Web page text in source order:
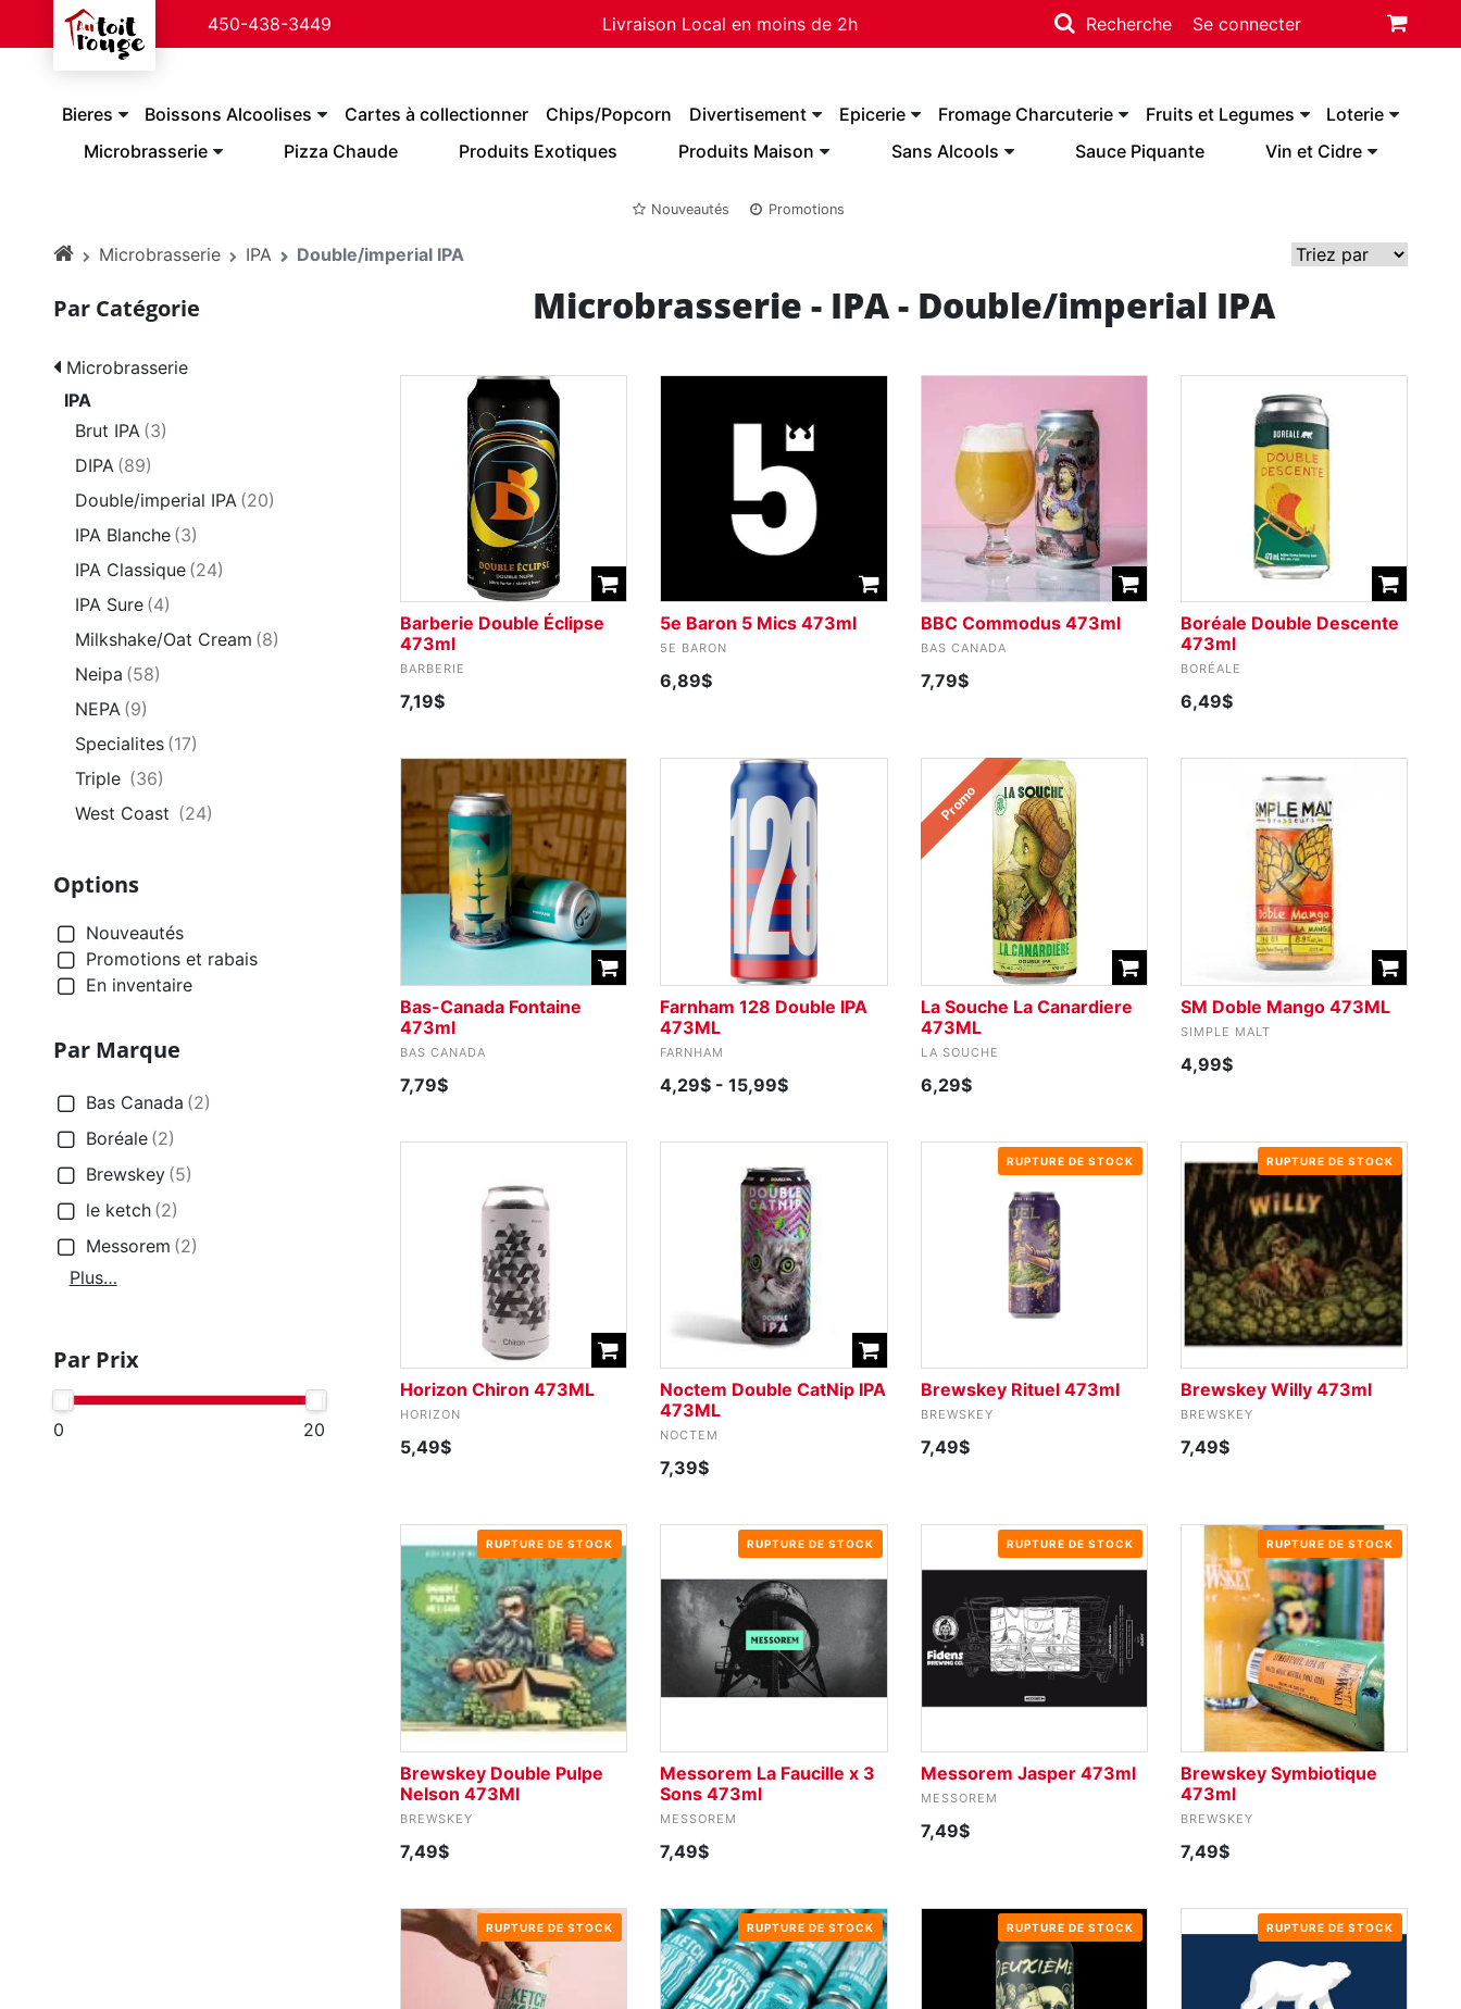
450-438-3449 Livraison Local en moins de 2h Recherche Se connecter
Bieres Boissons Alcoolises Cartes à collectionner Chips/Popcorn Divertisement Epicerie Fromage Charcuterie Fruits et Legumes
Loterie
Microbrasserie
Pizza Chaude Produits Exotiques Produits Maison Sans Alcools Sauce Piquante Vin et Cidre
Nouveautés Promotions
Microbrasserie IPA Double/imperial IPA
Par Catégorie
Microbrasserie
IPA
Brut IPA (3)
DIPA (89)
Double/imperial IPA (20)
IPA Blanche (3)
IPA Classique (24)
IPA Sure (4)
Milkshake/Oat Cream (8)
Neipa (58)
NEPA (9)
Specialites (17)
Triple (36)
West Coast (24)
Options
Nouveautés
Promotions et rabais
En inventaire
Par Marque
Bas Canada (2)
Boréale (2)
Brewskey (5)
le ketch (2)
Messorem (2)
Plus…
Par Prix
0 20
Microbrasserie - IPA - Double/imperial IPA
Barberie Double Éclipse
473ml
BARBERIE
7,19$
5e Baron 5 Mics 473ml
5E BARON
6,89$
BBC Commodus 473ml
BAS CANADA
7,79$
Boréale Double Descente
473ml
BORÉALE
6,49$
Bas-Canada Fontaine
473ml
BAS CANADA
7,79$
Farnham 128 Double IPA
473ML
FARNHAM
4,29$ - 15,99$
Promo
La Souche La Canardiere
473ML
LA SOUCHE
6,29$
SM Doble Mango 473ML
SIMPLE MALT
4,99$
Horizon Chiron 473ML
HORIZON
5,49$
Noctem Double CatNip IPA
473ML
NOCTEM
7,39$
RUPTURE DE STOCK
Brewskey Rituel 473ml
BREWSKEY
7,49$
RUPTURE DE STOCK
Brewskey Willy 473ml
BREWSKEY
7,49$
RUPTURE DE STOCK
Brewskey Double Pulpe
Nelson 473Ml
BREWSKEY
7,49$
RUPTURE DE STOCK
Messorem La Faucille x 3
Sons 473ml
MESSOREM
7,49$
RUPTURE DE STOCK
Messorem Jasper 473ml
MESSOREM
7,49$
RUPTURE DE STOCK
Brewskey Symbiotique
473ml
BREWSKEY
7,49$
RUPTURE DE STOCK RUPTURE DE STOCK RUPTURE DE STOCK RUPTURE DE STOCK